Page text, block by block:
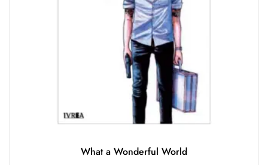
What a Wonderful World